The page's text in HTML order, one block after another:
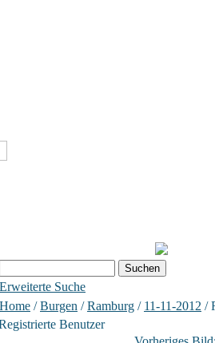
Erweiterte Suche
Home /Burgen /Ramburg / 11-11-2012 /
Benutzer